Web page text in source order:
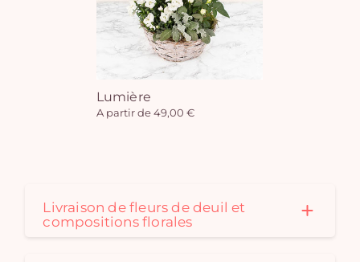
Lumière
A partir de 49,00 €
Livraison de fleurs de deuil et
compositions florales